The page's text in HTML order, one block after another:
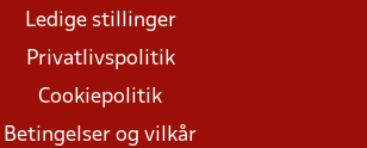
Ledige stillinger
Privatlivspolitik
Cookiepolitik
Betingelser og vilkår